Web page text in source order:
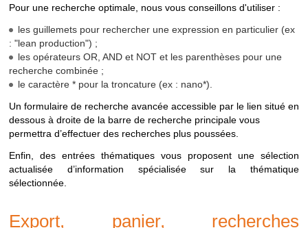
Les
possbles
depuis
le
portail
Disponible depuis la
page d'accueil
les documents
INRS-BIBLIO Menu"Ressources
> INRS-Biblio"
Recherche sur les
référencés dans la
RESEAU
PREVENTION
Menu"Ressources
> Réseau
Recherche sur les
documents diffusés
prévention de
l'Assurance
Pour une recherche optimale, nous vous conseillons d'utiliser :
les guillemets pour rechercher une expression en particulier (ex
: "lean production") ;
les opérateurs OR, AND et NOT et les parenthèses pour une
recherche combinée ;
le caractère * pour la troncature (ex : nano*).
Un formulaire de recherche avancée accessible par le lien situé en
dessous à droite de la barre de recherche principale vous
permettra d’effectuer des recherches plus poussées.
Enfin, des entrées thématiques vous proposent une sélection
actualisée d’information spécialisée sur la thématique
sélectionnée.
Export, panier, recherches